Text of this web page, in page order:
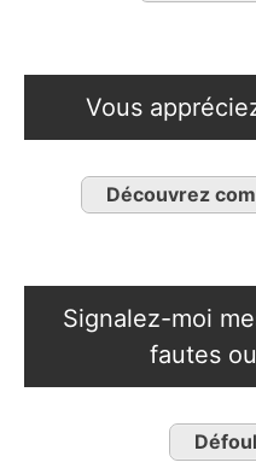
Vous
Découvrez
Signalez-moi
fautes